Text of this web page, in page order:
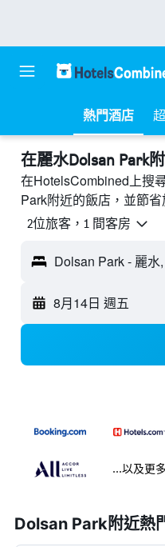
熱門酒店
在麗水Dolsan Park
在HotelsCombined上搜
Park附近的飯店，並節省
2位旅客，1 間客房
Dolsan Park - 麗水
8月14日 週五
...以及更多
Dolsan Park附近熱